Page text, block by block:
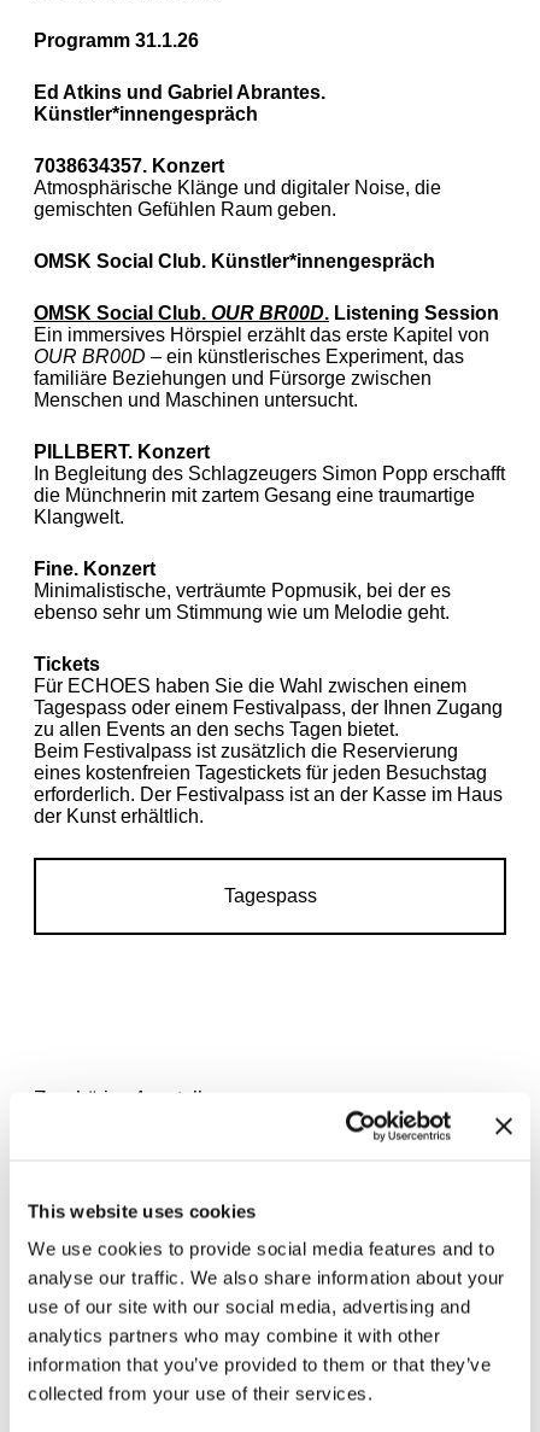
This website uses cookies
We use cookies to provide social media features and to
analyse our traffic. We also share information about your
use of our site with our social media, advertising and
analytics partners who may combine it with other
information that you’ve provided to them or that they’ve
collected from your use of their services.
Programm 31.1.26
Ed Atkins und Gabriel Abrantes.
Künstler*innengespräch
7038634357. Konzert
Atmosphärische Klänge und digitaler Noise, die
gemischten Gefühlen Raum geben.
OMSK Social Club. Künstler*innengespräch
OMSK Social Club. OUR BR00D. Listening Session
Ein immersives Hörspiel erzählt das erste Kapitel von
OUR BR00D – ein künstlerisches Experiment, das
familiäre Beziehungen und Fürsorge zwischen
Menschen und Maschinen untersucht.
PILLBERT. Konzert
In Begleitung des Schlagzeugers Simon Popp erschafft
die Münchnerin mit zartem Gesang eine traumartige
Klangwelt.
Fine. Konzert
Minimalistische, verträumte Popmusik, bei der es
ebenso sehr um Stimmung wie um Melodie geht.
Tickets
Für ECHOES haben Sie die Wahl zwischen einem
Tagespass oder einem Festivalpass, der Ihnen Zugang
zu allen Events an den sechs Tagen bietet.
Beim Festivalpass ist zusätzlich die Reservierung
eines kostenfreien Tagestickets für jeden Besuchstag
erforderlich. Der Festivalpass ist an der Kasse im Haus
der Kunst erhältlich.
Tagespass
Zugehörige Ausstellungen